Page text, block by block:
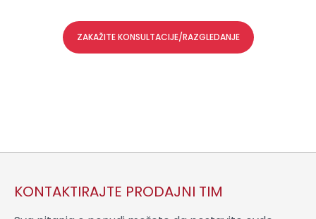
ZAKAŽITE KONSULTACIJE/RAZGLEDANJE
KONTAKTIRAJTE PRODAJNI TIM